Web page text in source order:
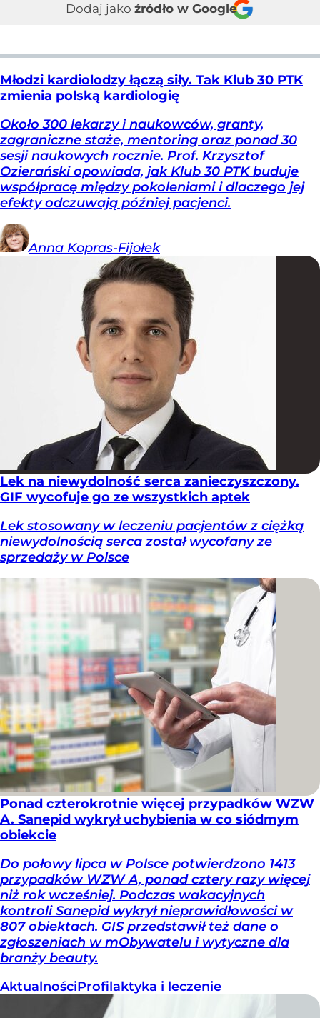
Dodaj jako źródło w Google
Młodzi kardiolodzy łączą siły. Tak Klub 30 PTK
zmienia polską kardiologię
Około 300 lekarzy i naukowców, granty,
zagraniczne staże, mentoring oraz ponad 30
sesji naukowych rocznie. Prof. Krzysztof
Ozierański opowiada, jak Klub 30 PTK buduje
współpracę między pokoleniami i dlaczego jej
efekty odczuwają później pacjenci.
Anna Kopras-Fijołek
Lek na niewydolność serca zanieczyszczony.
GIF wycofuje go ze wszystkich aptek
Lek stosowany w leczeniu pacjentów z ciężką
niewydolnością serca został wycofany ze
sprzedaży w Polsce
Ponad czterokrotnie więcej przypadków WZW
A. Sanepid wykrył uchybienia w co siódmym
obiekcie
Do połowy lipca w Polsce potwierdzono 1413
przypadków WZW A, ponad cztery razy więcej
niż rok wcześniej. Podczas wakacyjnych
kontroli Sanepid wykrył nieprawidłowości w
807 obiektach. GIS przedstawił też dane o
zgłoszeniach w mObywatelu i wytyczne dla
branży beauty.
AktualnościProfilaktyka i leczenie